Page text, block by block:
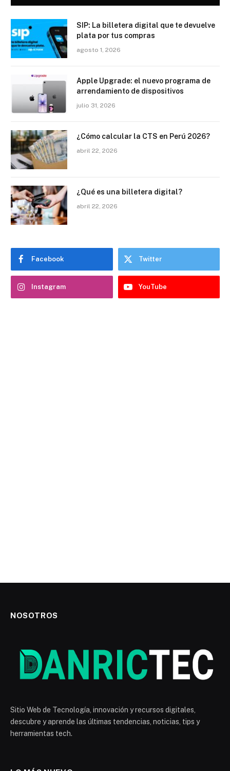
SIP: La billetera digital que te devuelve
plata por tus compras
agosto 1, 2026
Apple Upgrade: el nuevo programa de
arrendamiento de dispositivos
julio 31, 2026
¿Cómo calcular la CTS en Perú 2026?
abril 22, 2026
¿Qué es una billetera digital?
abril 22, 2026
Facebook Twitter
Instagram YouTube
NOSOTROS
Sitio Web de Tecnología, innovación y recursos digitales,
descubre y aprende las últimas tendencias, noticias, tips y
herramientas tech.